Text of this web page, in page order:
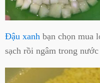
Đậu xanh bạn chọn mua
sạch rồi ngâm trong